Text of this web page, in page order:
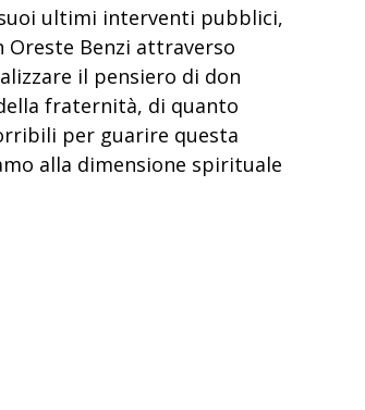
ultimi interventi pubblici,
Benzi attraverso
il pensiero di don
fraternità, di quanto
per guarire questa
alla dimensione spirituale